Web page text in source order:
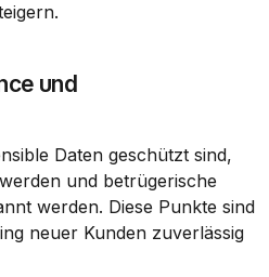
und
Daten geschützt sind,
und betrügerische
werden. Diese Punkte sind
neuer Kunden zuverlässig